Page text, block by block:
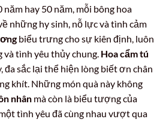
hay 50 năm, mỗi bông hoa
những hy sinh, nỗ lực và tình cảm
biểu trưng cho sự kiên định, luôn
và tình yêu thủy chung. Hoa cẩm tú
đa sắc lại thể hiện lòng biết ơn chân
khít. Những món quà này không
nhân mà còn là biểu tượng của
tình yêu đã cùng nhau vượt qua